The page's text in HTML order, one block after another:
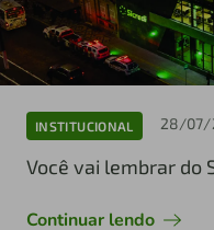
INSTITUCIONAL 28/07/
Você vai lembrar do
Continuar lendo